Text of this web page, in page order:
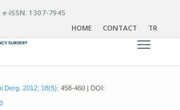
ISSN: 1307-7945
HOME
CONTACT TR
Toggle
Derg. 2012; 18(5): 458-460 | DOI: